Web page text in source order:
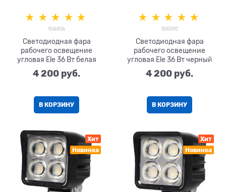
104406
Светодиодная фара
рабочего освещение
угловая Ele 36 Вт белая
4 200 руб.
В КОРЗИНУ
104590
Светодиодная фара
рабочего освещение
угловая Ele 36 Вт черный
4 200 руб.
В КОРЗИНУ
Хит
Новинка
Хит
Новинка